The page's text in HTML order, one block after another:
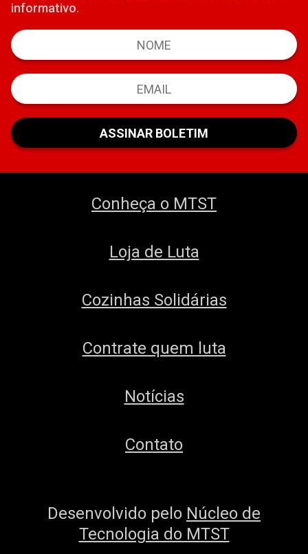
informativo.
Conheça o MTST
Loja de Luta
Cozinhas Solidárias
Contrate quem luta
Notícias
Contato
Desenvolvido pelo Núcleo de
Tecnologia do MTST